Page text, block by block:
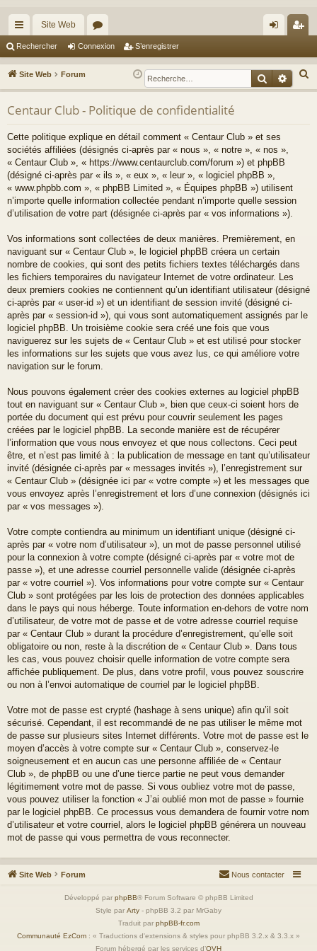
cc
ès
ra
pi
Site Web
or
u
m
s
ne
xi
nr
eg
Rechercher Connexion S’enregistrer
Site Web Forum
e
Centaur Club - Politique de confidentialité
Cette politique explique en détail comment « Centaur Club » et ses
sociétés affiliées (désignés ci-après par « nous », « notre », « nos »,
« Centaur Club », « https://www.centaurclub.com/forum ») et phpBB
(désigné ci-après par « ils », « eux », « leur », « logiciel phpBB »,
« www.phpbb.com », « phpBB Limited », « Équipes phpBB ») utilisent
n’importe quelle information collectée pendant n’importe quelle session
d’utilisation de votre part (désignée ci-après par « vos informations »).
Vos informations sont collectées de deux manières. Premièrement, en
naviguant sur « Centaur Club », le logiciel phpBB créera un certain
nombre de cookies, qui sont des petits fichiers textes téléchargés dans
les fichiers temporaires du navigateur Internet de votre ordinateur. Les
deux premiers cookies ne contiennent qu’un identifiant utilisateur (désigné
ci-après par « user-id ») et un identifiant de session invité (désigné ci-
après par « session-id »), qui vous sont automatiquement assignés par le
logiciel phpBB. Un troisième cookie sera créé une fois que vous
naviguerez sur les sujets de « Centaur Club » et est utilisé pour stocker
les informations sur les sujets que vous avez lus, ce qui améliore votre
navigation sur le forum.
Nous pouvons également créer des cookies externes au logiciel phpBB
tout en naviguant sur « Centaur Club », bien que ceux-ci soient hors de
portée du document qui est prévu pour couvrir seulement les pages
créées par le logiciel phpBB. La seconde manière est de récupérer
l’information que vous nous envoyez et que nous collectons. Ceci peut
être, et n’est pas limité à : la publication de message en tant qu’utilisateur
invité (désignée ci-après par « messages invités »), l’enregistrement sur
« Centaur Club » (désignée ici par « votre compte ») et les messages que
vous envoyez après l’enregistrement et lors d’une connexion (désignés ici
par « vos messages »).
Votre compte contiendra au minimum un identifiant unique (désigné ci-
après par « votre nom d’utilisateur »), un mot de passe personnel utilisé
pour la connexion à votre compte (désigné ci-après par « votre mot de
passe »), et une adresse courriel personnelle valide (désignée ci-après
par « votre courriel »). Vos informations pour votre compte sur « Centaur
Club » sont protégées par les lois de protection des données applicables
dans le pays qui nous héberge. Toute information en-dehors de votre nom
d’utilisateur, de votre mot de passe et de votre adresse courriel requise
par « Centaur Club » durant la procédure d’enregistrement, qu’elle soit
obligatoire ou non, reste à la discrétion de « Centaur Club ». Dans tous
les cas, vous pouvez choisir quelle information de votre compte sera
affichée publiquement. De plus, dans votre profil, vous pouvez souscrire
ou non à l’envoi automatique de courriel par le logiciel phpBB.
Votre mot de passe est crypté (hashage à sens unique) afin qu’il soit
sécurisé. Cependant, il est recommandé de ne pas utiliser le même mot
de passe sur plusieurs sites Internet différents. Votre mot de passe est le
moyen d’accès à votre compte sur « Centaur Club », conservez-le
soigneusement et en aucun cas une personne affiliée de « Centaur
Club », de phpBB ou une d’une tierce partie ne peut vous demander
légitimement votre mot de passe. Si vous oubliez votre mot de passe,
vous pouvez utiliser la fonction « J’ai oublié mon mot de passe » fournie
par le logiciel phpBB. Ce processus vous demandera de fournir votre nom
d’utilisateur et votre courriel, alors le logiciel phpBB générera un nouveau
mot de passe qui vous permettra de vous reconnecter.
Site Web Forum Nous contacter
Développé par phpBB® Forum Software © phpBB Limited
Style par Arty - phpBB 3.2 par MrGaby
Traduit par phpBB-fr.com
Communauté EzCom : « Traductions d'extensions & styles pour phpBB 3.2.x & 3.3.x »
Forum hébergé par les services d’OVH